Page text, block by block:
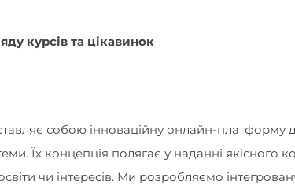
курсів та цікавинок
собою інноваційну онлайн-платформу
Їх концепція полягає у наданні якісного
чи інтересів. Ми розробляємо